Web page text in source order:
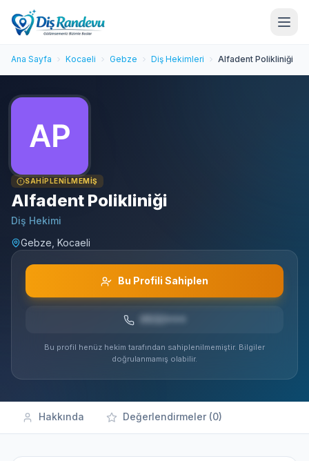
Ana Sayfa Kocaeli Gebze Diş Hekimleri Alfadent Polikliniği
SAHIPLENILMEMIŞ
Alfadent Polikliniği
Diş Hekimi
Gebze, Kocaeli
Bu Profili Sahiplen
Bu profil henüz hekim tarafından sahiplenilmemiştir. Bilgiler
doğrulanmamış olabilir.
Hakkında Değerlendirmeler (0)